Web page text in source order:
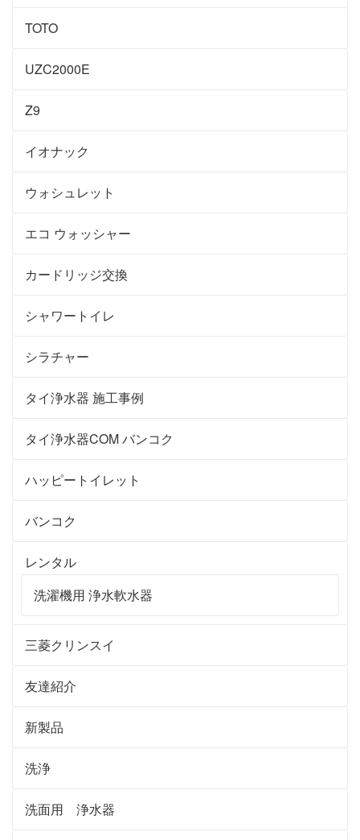
TOTO
UZC2000E
Z9
イオナック
ウォシュレット
エコ ウォッシャー
カードリッジ交換
シャワートイレ
シラチャー
タイ浄水器 施工事例
タイ浄水器COM バンコク
ハッピートイレット
バンコク
レンタル
洗濯機用 浄水軟水器
三菱クリンスイ
友達紹介
新製品
洗浄
洗面用 浄水器